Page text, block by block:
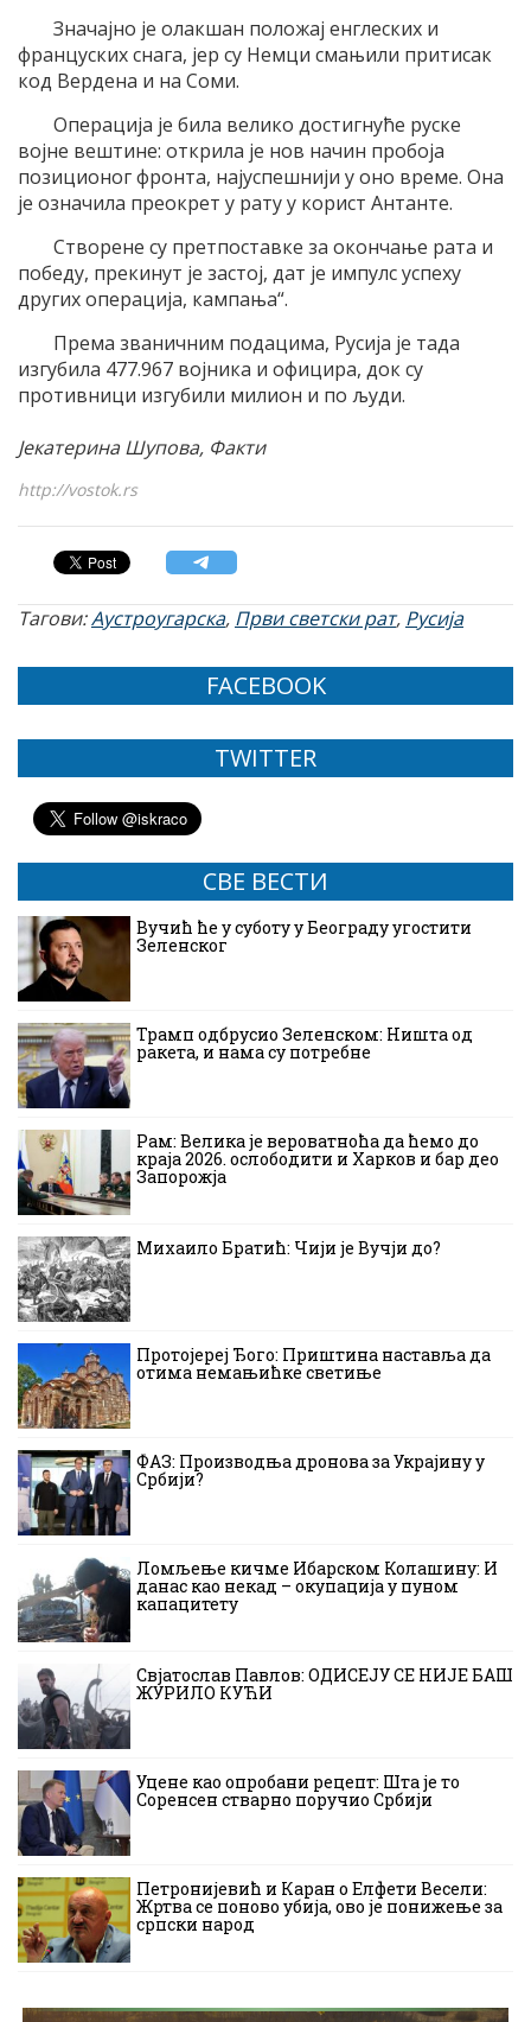
Значајно је олакшан положај енглеских и
француских снага, јер су Немци смањили притисак
код Вердена и на Соми.
Операција је била велико достигнуће руске
војне вештине: открила је нов начин пробоја
позиционог фронта, најуспешнији у оно време. Она
је означила преокрет у рату у корист Антанте.
Створене су претпоставке за окончање рата и
победу, прекинут је застој, дат је импулс успеху
других операција, кампања“.
Према званичним подацима, Русија је тада
изгубила 477.967 војника и официра, док су
противници изгубили милион и по људи.
Јекатерина Шупова, Факти
http://vostok.rs
Тагови:Аустроугарска, Први светски рат, Русија
FACEBOOK
TWITTER
СВЕ ВЕСТИ
Вучић ће у суботу у Београду угостити
Зеленског
Трамп одбрусио Зеленском: Ништа од
ракета, и нама су потребне
Рам: Велика је вероватноћа да ћемо до
краја 2026. ослободити и Харков и бар део
Запорожја
Михаило Братић: Чији је Вучји до?
Протојереј Ђого: Приштина наставља да
отима немањићке светиње
ФАЗ: Производња дронова за Украјину у
Србији?
Ломљење кичме Ибарском Колашину: И
данас као некад – окупација у пуном
капацитету
Свјатослав Павлов: ОДИСЕЈУ СЕ НИЈЕ БАШ
ЖУРИЛО КУЋИ
Уцене као опробани рецепт: Шта је то
Соренсен стварно поручио Србији
Петронијевић и Каран о Елфети Весели:
Жртва се поново убија, ово је понижење за
српски народ